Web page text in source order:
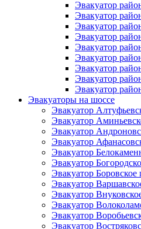
Эвакуатор
Эвакуатор
Эвакуатор
Эвакуатор
Эвакуатор
Эвакуатор
Эвакуатор
Эвакуатор
Эвакуатор
Эвакуаторы на шоссе
Эвакуатор
Эвакуатор
Эвакуатор
Эвакуатор
Эвакуатор
Эвакуатор
Эвакуатор Боровское
Эвакуатор
Эвакуатор
Эвакуатор
Эвакуатор
Эвакуатор